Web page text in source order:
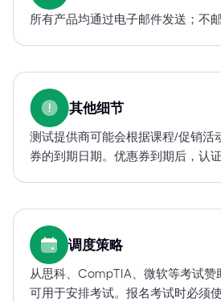
所有产品均通过电子邮件发送；不
其他细节
测试提供商可能会根据课程/促销活
券的到期日期。优惠券到期后，认
调度策略
从思科、CompTIA、微软等考试赞
可用于安排考试。报名考试时必须